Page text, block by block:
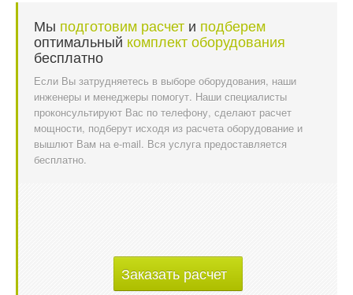
Мы подготовим расчет и подберем
оптимальный комплект оборудования
бесплатно
Если Вы затрудняетесь в выборе оборудования, наши
инженеры и менеджеры помогут. Наши специалисты
проконсультируют Вас по телефону, сделают расчет
мощности, подберут исходя из расчета оборудование и
вышлют Вам на e-mail. Вся услуга предоставляется
бесплатно.
Заказать расчет